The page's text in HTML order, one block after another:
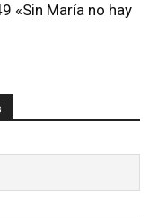
«Sin María no hay